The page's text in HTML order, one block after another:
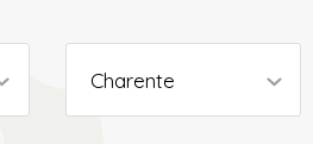
Charente